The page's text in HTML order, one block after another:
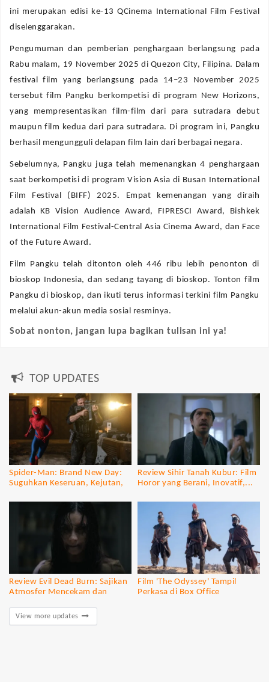
ini merupakan edisi ke-13 QCinema International Film Festival
diselenggarakan.
Pengumuman dan pemberian penghargaan berlangsung pada
Rabu malam, 19 November 2025 di Quezon City, Filipina. Dalam
festival film yang berlangsung pada 14–23 November 2025
tersebut film Pangku berkompetisi di program New Horizons,
yang mempresentasikan film-film dari para sutradara debut
maupun film kedua dari para sutradara. Di program ini, Pangku
berhasil mengungguli delapan film lain dari berbagai negara.
Sebelumnya, Pangku juga telah memenangkan 4 penghargaan
saat berkompetisi di program Vision Asia di Busan International
Film Festival (BIFF) 2025. Empat kemenangan yang diraih
adalah KB Vision Audience Award, FIPRESCI Award, Bishkek
International Film Festival-Central Asia Cinema Award, dan Face
of the Future Award.
Film Pangku telah ditonton oleh 446 ribu lebih penonton di
bioskop Indonesia, dan sedang tayang di bioskop. Tonton film
Pangku di bioskop, dan ikuti terus informasi terkini film Pangku
melalui akun-akun media sosial resminya.
Sobat nonton, jangan lupa bagikan tulisan ini ya!
TOP UPDATES
Spider-Man: Brand New Day:
Suguhkan Keseruan, Kejutan,
Review Sihir Tanah Kubur: Film
Horor yang Berani, Inovatif,...
Review Evil Dead Burn: Sajikan
Atmosfer Mencekam dan
Film 'The Odyssey' Tampil
Perkasa di Box Office
View more updates